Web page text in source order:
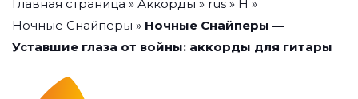
Главная страница » Аккорды » rus » Н »
Ночные Снайперы » Ночные Снайперы —
Уставшие глаза от войны: аккорды для гитары